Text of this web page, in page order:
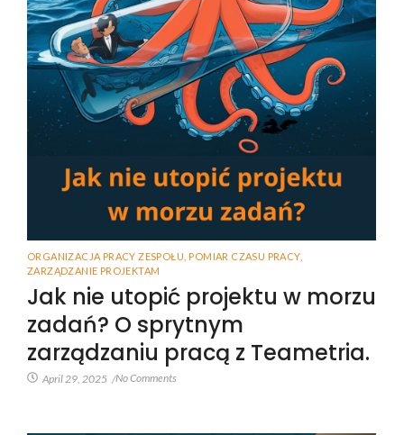
ORGANIZACJA PRACY ZESPOŁU POMIAR CZASU PRACY,
ZARZĄDZANIE PROJEKTAM
Jak nie utopić projektu w morzu
zadań? O sprytnym
zarządzaniu pracą z Teametria.
April 29, 2025 /No Comments